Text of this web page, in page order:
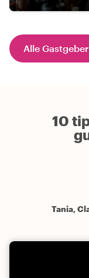
Alle
10
Tania,